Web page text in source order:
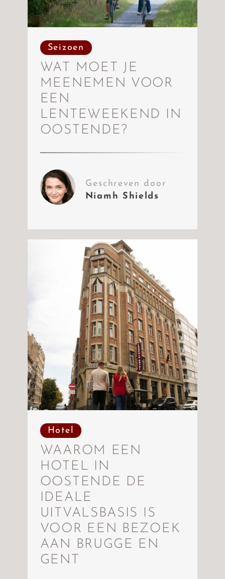
Seizoen
WAT MOET JE
MEENEMEN VOOR
EEN
LENTEWEEKEND IN
OOSTENDE?
Geschreven door
Niamh Shields
Hotel
WAAROM EEN
HOTEL IN
OOSTENDE DE
IDEALE
UITVALSBASIS IS
VOOR EEN BEZOEK
AAN BRUGGE EN
GENT